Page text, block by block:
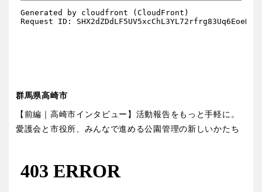
群馬県高崎市
【前編｜高崎市インタビュー】活動報告をもっと手軽に。
愛護会と市役所、みんなで進める公園管理の新しいかたち